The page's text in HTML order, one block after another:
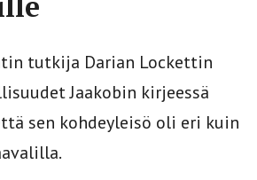
tutkija Darian Lockettin
Jaakobin kirjeessä
sen kohdeyleisö oli eri kuin